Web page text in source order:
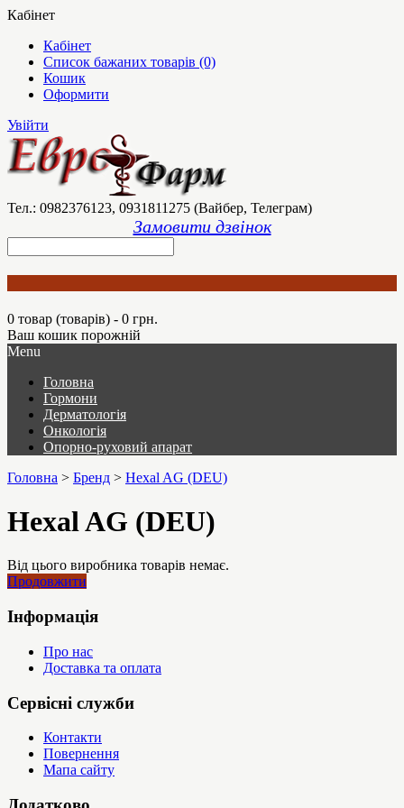
Кабінет
Кабінет
Список бажаних товарів (0)
Кошик
Оформити
Увійти
Тел.: 0982376123, 0931811275 (Вайбер, Телеграм)
Замовити дзвінок
0 товар (товарів) - 0 грн.
Ваш кошик порожній
Menu
Головна
Гормони
Дерматологія
Онкологія
Опорно-руховий апарат
Головна > Бренд > Hexal AG (DEU)
Hexal AG (DEU)
Від цього виробника товарів немає.
Продовжити
Інформація
Про нас
Доставка та оплата
Сервісні служби
Контакти
Повернення
Мапа сайту